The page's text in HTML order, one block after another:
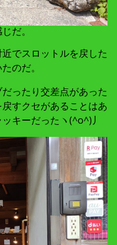
だ。
でスロットルを戻した
のだ。
ったり交差点があった
すクセがあることはあ
キーだったヽ(^o^)丿